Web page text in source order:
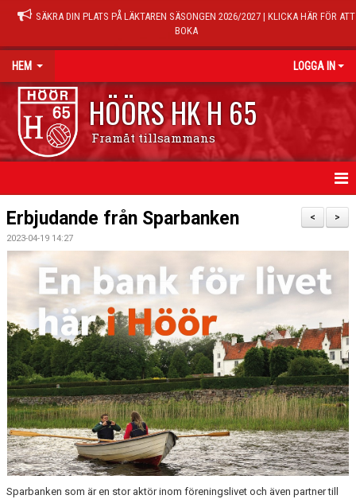
SÄKRA DIN PLATS PÅ LÄKTAREN SÄSONGEN 2026/2027 | KLICKA HÄR FÖR ATT
BOKA
HEM LOGGA IN
HÖÖRS HK H 65
Framåt tillsammans
HEM
NYHETER
KALENDER
MATCHER
TRÄNINGSTIDER
MEDLEMSAVGIFTER 2026/2027
USM
HANDBOLLSAKADEMIN
>
<
Erbjudande från Sparbanken
2023-04-19 14:27
Sparbanken som är en stor aktör inom föreningslivet och även partner till